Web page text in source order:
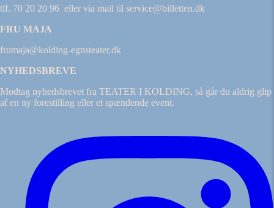
tlf. 70 20 20 96 eller via mail til service@billetten.dk
FRU MAJA
frumaja@kolding-egnsteater.dk
NYHEDSBREVE
Modtag nyhedsbrevet fra TEATER I KOLDING, så går du aldrig glip
af en ny forestilling eller et spændende event.